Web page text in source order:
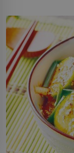
známý analogový
sto letech výzkumu